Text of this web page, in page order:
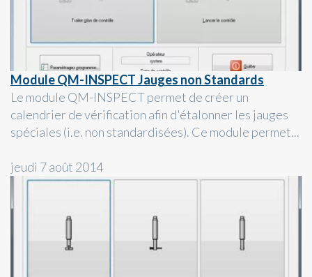
Module QM-INSPECT Jauges non Standards
Le module QM-INSPECT permet de créer un
calendrier de vérification afin d'étalonner les jauges
spéciales (i.e. non standardisées). Ce module permet...
jeudi 7 août 2014